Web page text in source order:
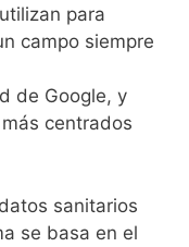
para
campo siempre
de Google, y
centrados
sanitarios
se basa en el